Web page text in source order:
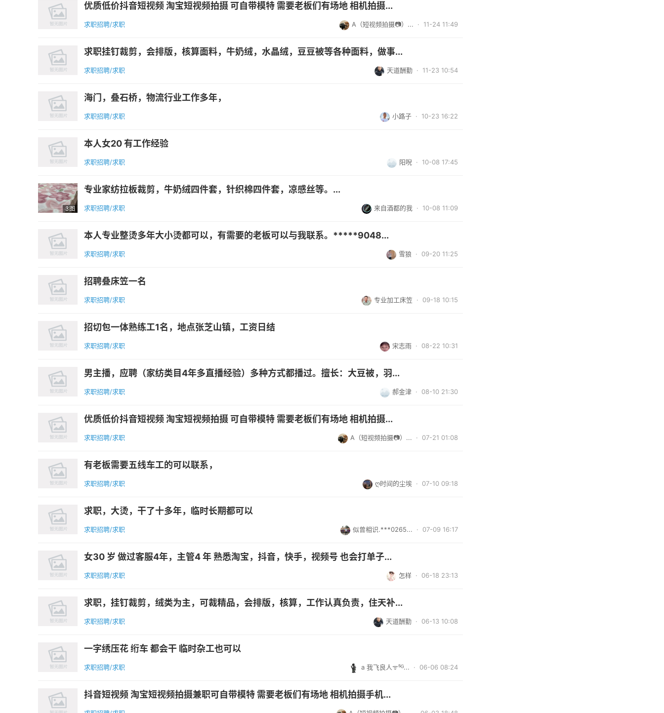
优质低价抖音短视频 淘宝短视频拍摄 可自带模特 需要老板们有场地 相机拍摄...
求职招聘/求职 A（短视频拍摄📷）... · 11-24 11:49
求职挂钉裁剪，会排版，核算面料，牛奶绒，水晶绒，豆豆被等各种面料，做事...
求职招聘/求职 天道酬勤 · 11-23 10:54
海门，叠石桥，物流行业工作多年，
求职招聘/求职 小路子 · 10-23 16:22
本人女20 有工作经验
求职招聘/求职 阳唲 · 10-08 17:45
3图
专业家纺拉板裁剪，牛奶绒四件套，针织棉四件套，凉感丝等。...
求职招聘/求职 来自酒都的我 · 10-08 11:09
本人专业整烫多年大小烫都可以，有需要的老板可以与我联系。*****9048...
求职招聘/求职 雪狼 · 09-20 11:25
招聘叠床笠一名
求职招聘/求职 专业加工床笠 · 09-18 10:15
招切包一体熟练工1名，地点张芝山镇，工资日结
求职招聘/求职 宋志雨 · 08-22 10:31
男主播，应聘（家纺类目4年多直播经验）多种方式都播过。擅长：大豆被，羽...
求职招聘/求职 郝金津 · 08-10 21:30
优质低价抖音短视频 淘宝短视频拍摄 可自带模特 需要老板们有场地 相机拍摄...
求职招聘/求职 A（短视频拍摄📷）... · 07-21 01:08
有老板需要五线车工的可以联系，
求职招聘/求职 ღ时间的尘埃 · 07-10 09:18
求职，大烫，干了十多年，临时长期都可以
求职招聘/求职 似曾相识.***0265... · 07-09 16:17
女30 岁 做过客服4年，主管4 年 熟悉淘宝，抖音，快手，视频号 也会打单子...
求职招聘/求职 怎样 · 06-18 23:13
求职，挂钉裁剪，绒类为主，可裁精品，会排版，核算，工作认真负责，住天补...
求职招聘/求职 天道酬勤 · 06-13 10:08
一字绣压花 绗车 都会干 临时杂工也可以
求职招聘/求职 a 我飞良人ᯤ⁵ᴳ... · 06-06 08:24
抖音短视频 淘宝短视频拍摄兼职可自带模特 需要老板们有场地 相机拍摄手机...